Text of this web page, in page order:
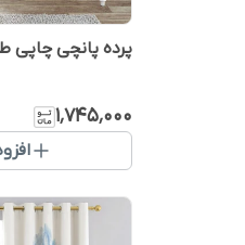
پرده پانچی چاپی
۱٬۷۴۵٬۰۰۰